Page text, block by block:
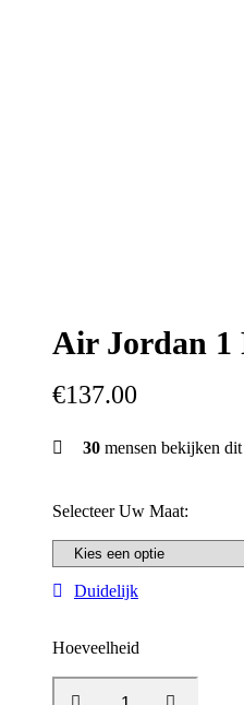
Air Jordan 1
€137.00
30 mensen bekijken
Selecteer Uw Maat:
Duidelijk
Hoeveelheid